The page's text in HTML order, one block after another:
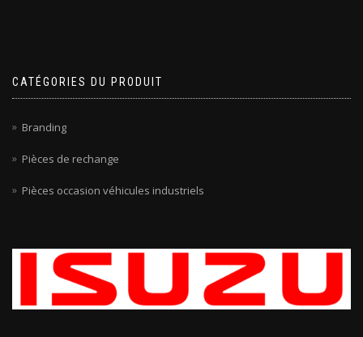
CATÉGORIES DU PRODUIT
Branding
Pièces de rechange
Pièces occasion véhicules industriels